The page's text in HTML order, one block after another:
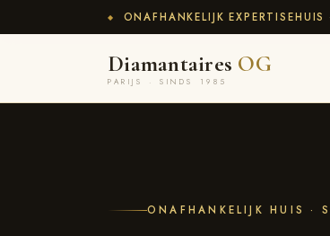
◆ ONAFHANKELIJK EXPERTISEHUIS
Diamantaires OG
PARIJS · SINDS 1985
ONAFHANKELIJK HUIS ·